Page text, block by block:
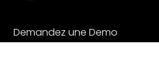
Demandez une Demo